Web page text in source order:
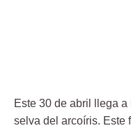
Este 30 de abril llega
selva del arcoíris. Este